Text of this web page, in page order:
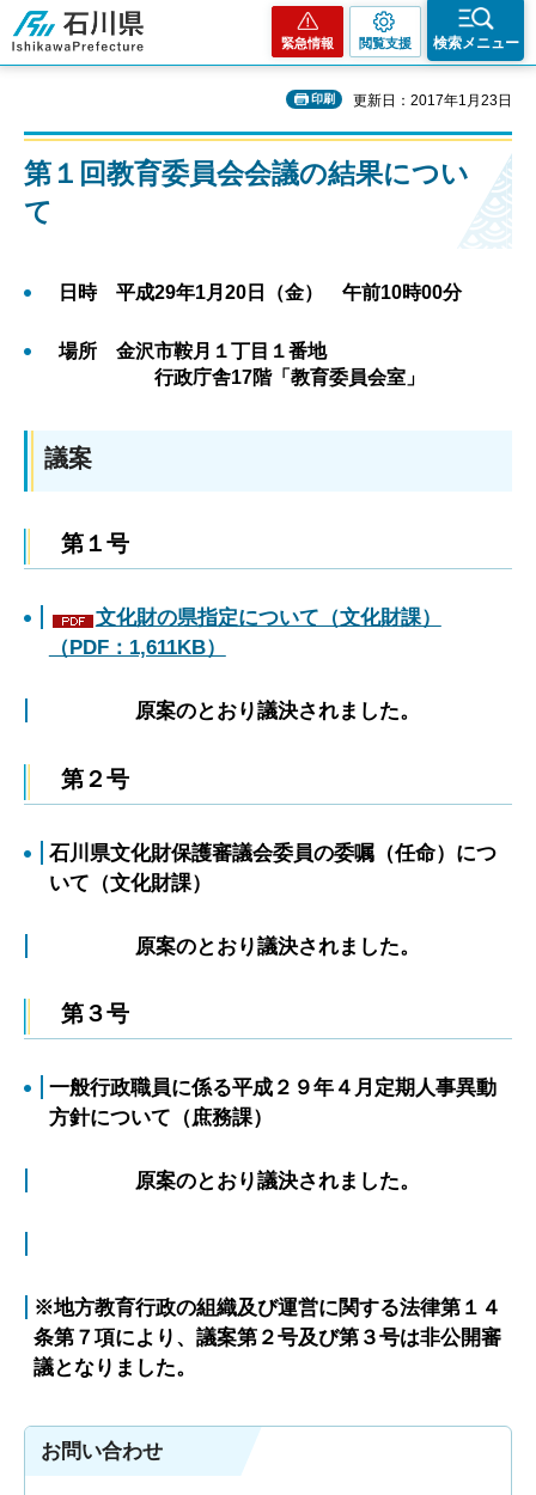
石川県
緊急情報 閲覧支援 検索メニュー
印刷 更新日：2017年1月23日
第１回教育委員会会議の結果につい
て
日時 平成29年1月20日（金） 午前10時00分
場所 金沢市鞍月１丁目１番地
行政庁舎17階「教育委員会室」
議案
第１号
文化財の県指定について（文化財課）
（PDF：1,611KB）
原案のとおり議決されました。
第２号
石川県文化財保護審議会委員の委嘱（任命）につ
いて（文化財課）
原案のとおり議決されました。
第３号
一般行政職員に係る平成２９年４月定期人事異動
方針について（庶務課）
原案のとおり議決されました。
※地方教育行政の組織及び運営に関する法律第１４
条第７項により、議案第２号及び第３号は非公開審
議となりました。
お問い合わせ